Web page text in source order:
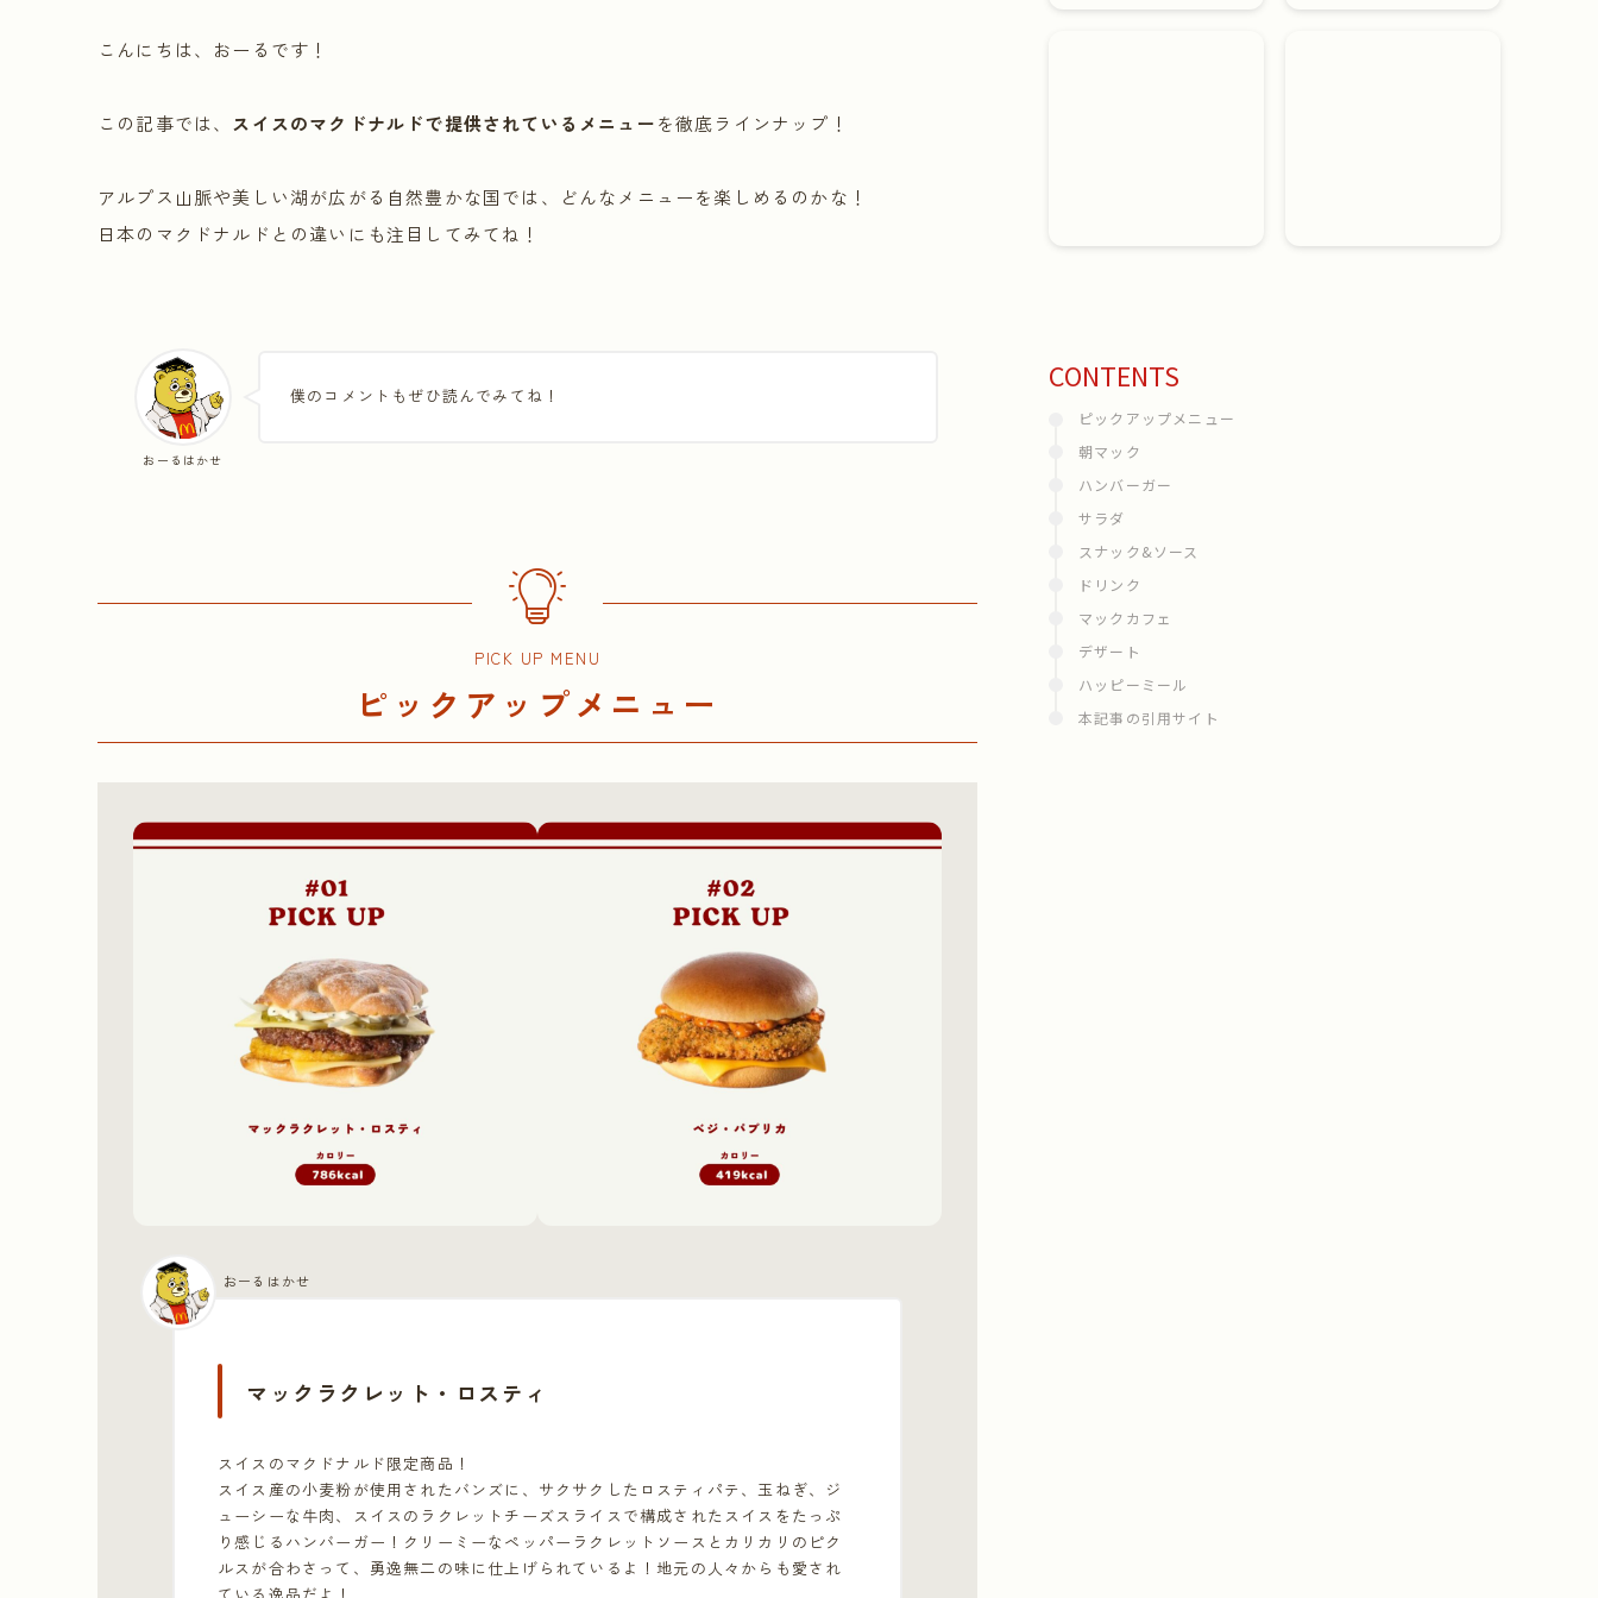
こんにちは、おーるです！
この記事では、 スイスのマクドナルドで提供されているメニューを徹底ラインナップ！
アルプス山脈や美しい湖が広がる自然豊かな国では、どんなメニューを楽しめるのかな！
日本のマクドナルドとの違いにも注目してみてね！
おーるはかせ
僕のコメントもぜひ読んでみてね！
PICK UP MENU
ピックアップメニュー
マックラクレット ・ ロスティ
スイスのマクドナルド限定商品！
スイス産の小麦粉が使用されたバンズに、サクサクしたロスティパテ、玉ねぎ、ジ
ューシーな牛肉、スイスのラクレットチーズスライスで構成されたスイスをたっぷ
り感じるハンバーガー！クリーミーなペッパーラクレットソースとカリカリのピク
ルスが合わさって、勇逸無二の味に仕上げられているよ！地元の人々からも愛され
ている逸品だよ！
おーるはかせ
CONTENTS
ピックアップメニュー
朝マック
ハンバーガー
サラダ
スナック&ソース
ドリンク
マックカフェ
デザート
ハッピーミール
本記事の引用サイト